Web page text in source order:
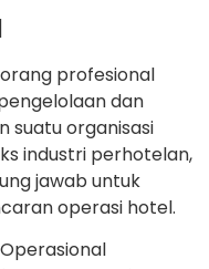
profesional
dan
suatu organisasi
industri perhotelan,
jawab untuk
operasi hotel.